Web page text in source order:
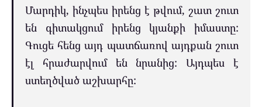
Մարդիկ, ինչպես իրենց է թվում, շատ շուտ
են գիտակցում իրենց կյանքի իմաստը:
Գուցե հենց այդ պատճառով այդքան շուտ
էլ հրաժարվում են նրանից: Այդպես է
ստեղծված աշխարհը: